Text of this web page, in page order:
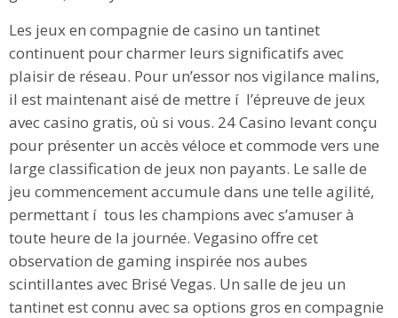
Les jeux en compagnie de casino un tantinet
continuent pour charmer leurs significatifs avec
plaisir de réseau. Pour un’essor nos vigilance malins,
il est maintenant aisé de mettre í l’épreuve de jeux
avec casino gratis, où si vous. 24 Casino levant conçu
pour présenter un accès véloce et commode vers une
large classification de jeux non payants. Le salle de
jeu commencement accumule dans une telle agilité,
permettant í tous les champions avec s’amuser à
toute heure de la journée. Vegasino offre cet
observation de gaming inspirée nos aubes
scintillantes avec Brisé Vegas. Un salle de jeu un
tantinet est connu avec sa options gros en compagnie